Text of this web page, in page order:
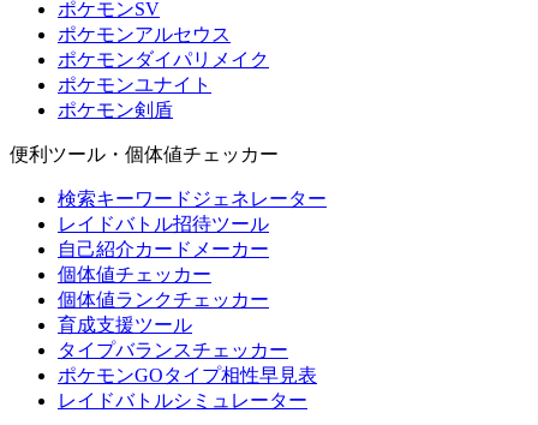
ポケモンSV
ポケモンアルセウス
ポケモンダイパリメイク
ポケモンユナイト
ポケモン剣盾
便利ツール・個体値チェッカー
検索キーワードジェネレーター
レイドバトル招待ツール
自己紹介カードメーカー
個体値チェッカー
個体値ランクチェッカー
育成支援ツール
タイプバランスチェッカー
ポケモンGOタイプ相性早見表
レイドバトルシミュレーター